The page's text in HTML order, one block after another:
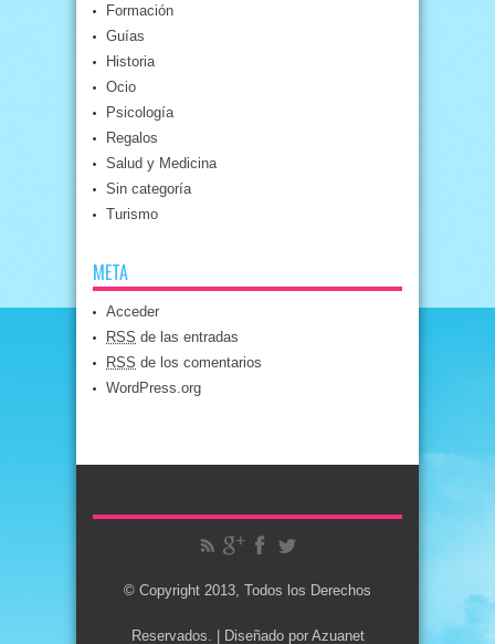
Formación
Guías
Historia
Ocio
Psicología
Regalos
Salud y Medicina
Sin categoría
Turismo
META
Acceder
RSS de las entradas
RSS de los comentarios
WordPress.org
© Copyright 2013, Todos los Derechos
Reservados. | Diseñado por Azuanet